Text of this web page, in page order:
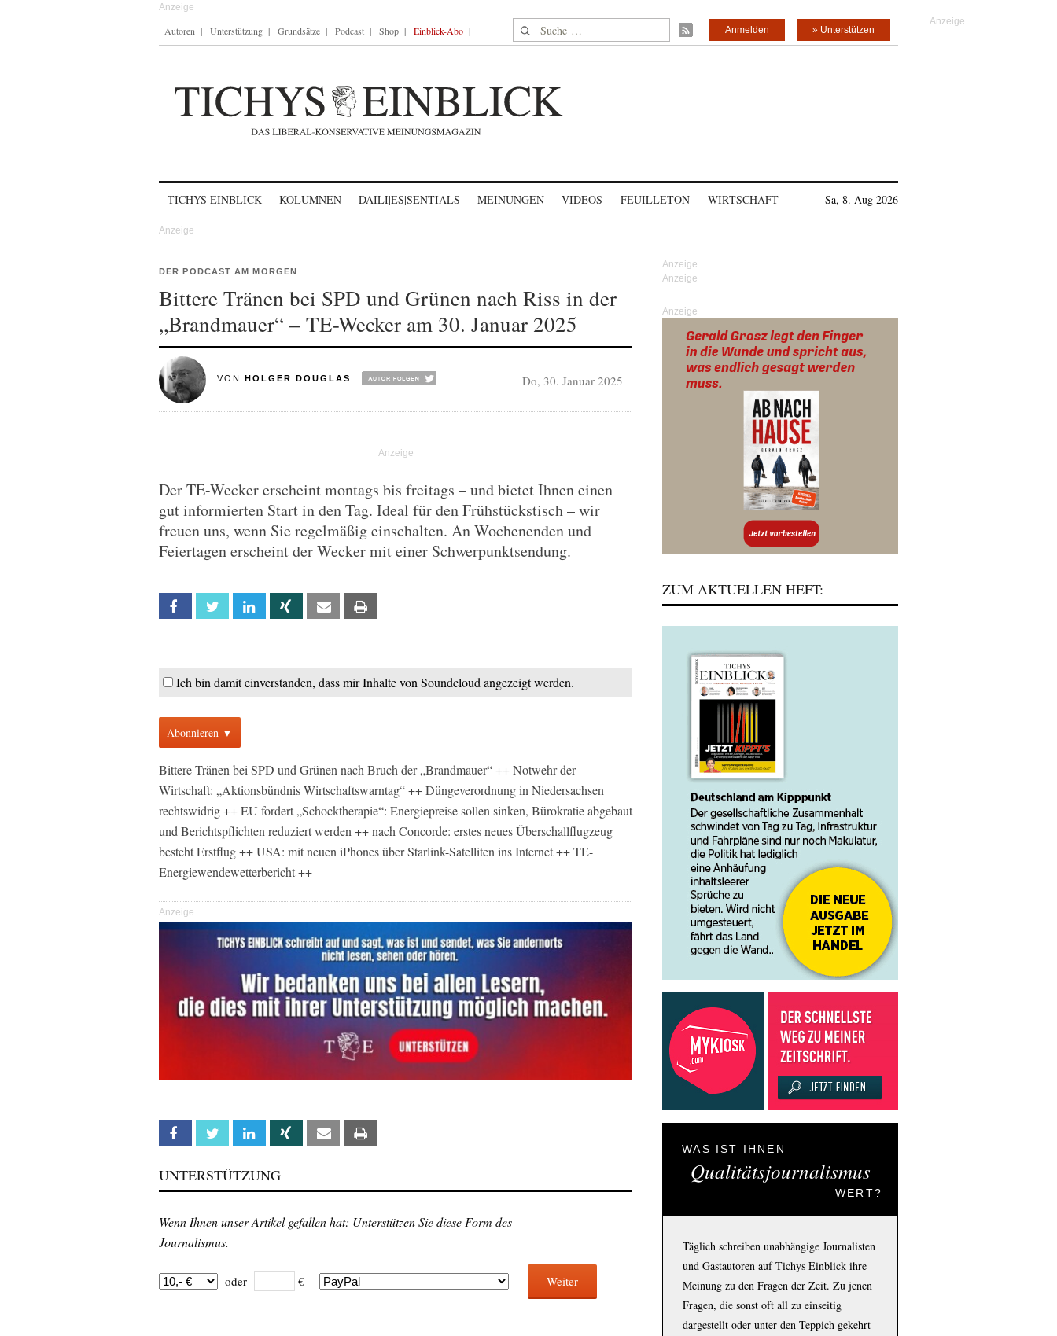
Autoren Unterstützung Grundsätze Podcast Shop Einblick-Abo Suche nach: » Unterstützen
Anmelden
TICHYS EINBLICK KOLUMNEN DAILI|ES|SENTIALS MEINUNGEN VIDEOS FEUILLETON WIRTSCHAFT Sa, 8. Aug 2026
DER PODCAST AM MORGEN
Bittere Tränen bei SPD und Grünen nach Riss in der
„Brandmauer“ – TE-Wecker am 30. Januar 2025
VON HOLGER DOUGLAS Do, 30. Januar 2025
Der TE-Wecker erscheint montags bis freitags – und bietet Ihnen einen
gut informierten Start in den Tag. Ideal für den Frühstückstisch – wir
freuen uns, wenn Sie regelmäßig einschalten. An Wochenenden und
Feiertagen erscheint der Wecker mit einer Schwerpunktsendung.
Facebook Twitter Linkedin Xing Email
Ich bin damit einverstanden, dass mir Inhalte von Soundcloud angezeigt werden.
Abonnieren ▼
Bittere Tränen bei SPD und Grünen nach Bruch der „Brandmauer“ ++ Notwehr der
Wirtschaft: „Aktionsbündnis Wirtschaftswarntag“ ++ Düngeverordnung in Niedersachsen
rechtswidrig ++ EU fordert „Schocktherapie“: Energiepreise sollen sinken, Bürokratie abgebaut
und Berichtspflichten reduziert werden ++ nach Concorde: erstes neues Überschallflugzeug
besteht Erstflug ++ USA: mit neuen iPhones über Starlink-Satelliten ins Internet ++ TE-
Energiewendewetterbericht ++
Anzeige
Facebook Twitter Linkedin Xing Email
UNTERSTÜTZUNG
Wenn Ihnen unser Artikel gefallen hat: Unterstützen Sie diese Form des
Journalismus.
oder € Weiter
Anzeige
ZUM AKTUELLEN HEFT:
WAS IST IHNEN
Qualitätsjournalismus
WERT?
Täglich schreiben unabhängige Journalisten
und Gastautoren auf Tichys Einblick ihre
Meinung zu den Fragen der Zeit. Zu jenen
Fragen, die sonst oft all zu einseitig
dargestellt oder unter den Teppich gekehrt